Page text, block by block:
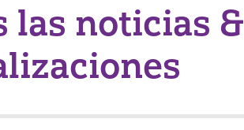
las noticias &